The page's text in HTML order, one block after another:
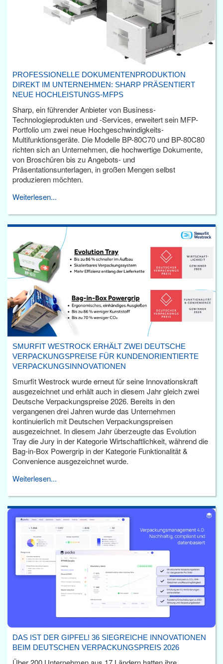
PROFESSIONELLE DOKUMENTENPRODUKTION
DIREKT IM UNTERNEHMEN: SHARP PRÄSENTIERT
NEUE HOCHLEISTUNGS-MFPS
Sharp, ein führender Anbieter von Business-
Technologieprodukten und -Services, erweitert sein MFP-
Portfolio um zwei neue Hochgeschwindigkeits-
Multifunktionsgeräte. Die Modelle BP-80C70 und BP-80C80
richten sich an Unternehmen, die hochwertige Dokumente,
von Broschüren bis zu Angebots- und
Präsentationsunterlagen, in großen Mengen selbst
produzieren möchten.
Weiterlesen...
SMURFIT WESTROCK ERHÄLT ZWEI DEUTSCHE
VERPACKUNGSPREISE FÜR KUNDENORIENTIERTE
VERPACKUNGSINNOVATIONEN
Smurfit Westrock wurde erneut für seine Innovationskraft
ausgezeichnet und erhält auch in diesem Jahr gleich zwei
Deutsche Verpackungspreise 2026. Bereits in den
vergangenen drei Jahren wurde das Unternehmen
kontinuierlich mit Deutschen Verpackungspreisen
ausgezeichnet. In diesem Jahr überzeugte das Evolution
Tray die Jury in der Kategorie Wirtschaftlichkeit, während die
Bag-in-Box Powergrip in der Kategorie Funktionalität &
Convenience ausgezeichnet wurde.
Weiterlesen...
DAS IST DER GIPFEL! 36 SIEGREICHE INNOVATIONEN
BEIM DEUTSCHEN VERPACKUNGSPREIS 2026